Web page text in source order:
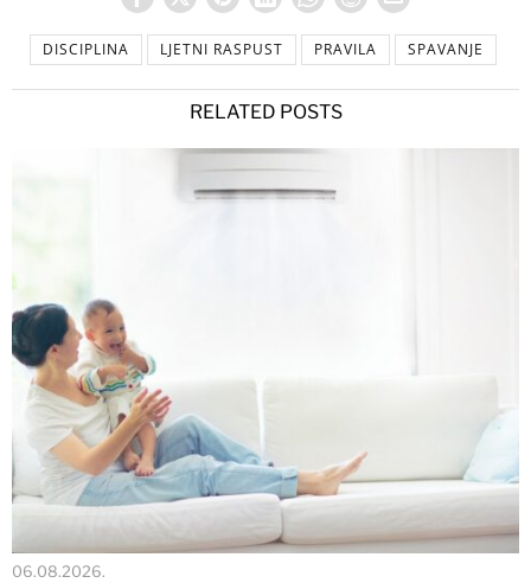
DISCIPLINA LJETNI RASPUST PRAVILA SPAVANJE
RELATED POSTS
06.08.2026.